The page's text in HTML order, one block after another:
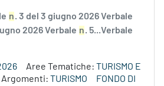
n. 3 del 3 giugno 2026 Verbale
2026 Verbale n. 5...Verbale
Aree Tematiche: TURISMO E
Argomenti: TURISMO
FONDO DI